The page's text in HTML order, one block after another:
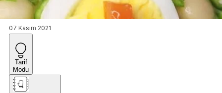
07 Kasım 2021
Tarif
Modu